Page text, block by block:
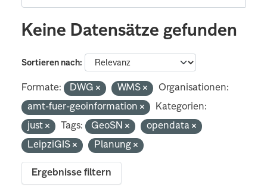
Keine Datensätze gefunden
Sortieren nach
Formate: DWG WMS
Organisationen:
amt-fuer-geoinformation
Kategorien:
just
Tags: GeoSN
opendata
LeipziGIS
Planung
Ergebnisse filtern